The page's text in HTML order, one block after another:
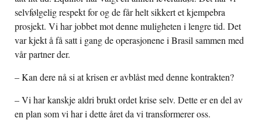
selvfølgelig respekt for og de får helt sikkert et kjempebra
prosjekt. Vi har jobbet mot denne muligheten i lengre tid. Det
var kjekt å få satt i gang de operasjonene i Brasil sammen med
vår partner der.
– Kan dere nå si at krisen er avblåst med denne kontrakten?
– Vi har kanskje aldri brukt ordet krise selv. Dette er en del av
en plan som vi har i dette året da vi transformerer oss.